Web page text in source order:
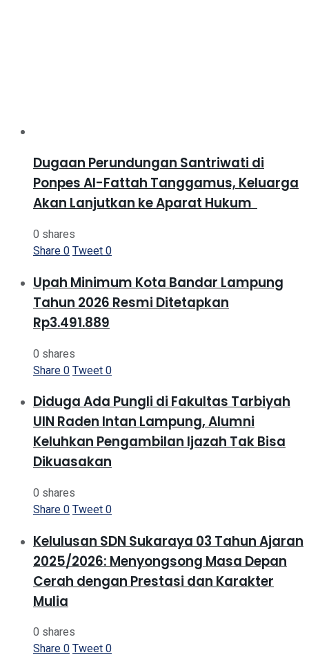
Dugaan Perundungan Santriwati di
Ponpes Al-Fattah Tanggamus, Keluarga
Akan Lanjutkan ke Aparat Hukum ‎
0 shares
Share0Tweet0
Upah Minimum Kota Bandar Lampung
Tahun 2026 Resmi Ditetapkan
Rp3.491.889
0 shares
Share0Tweet0
Diduga Ada Pungli di Fakultas Tarbiyah
UIN Raden Intan Lampung, Alumni
Keluhkan Pengambilan Ijazah Tak Bisa
Dikuasakan
0 shares
Share0Tweet0
Kelulusan SDN Sukaraya 03 Tahun Ajaran
2025/2026: Menyongsong Masa Depan
Cerah dengan Prestasi dan Karakter
Mulia
0 shares
Share0Tweet0